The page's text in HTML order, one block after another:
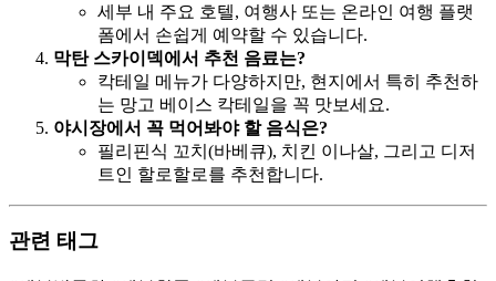
세부 내 주요 호텔, 여행사 또는 온라인 여행 플랫
폼에서 손쉽게 예약할 수 있습니다.
막탄 스카이덱에서 추천 음료는?
칵테일 메뉴가 다양하지만, 현지에서 특히 추천하
는 망고 베이스 칵테일을 꼭 맛보세요.
야시장에서 꼭 먹어봐야 할 음식은?
필리핀식 꼬치(바베큐), 치킨 이나살, 그리고 디저
트인 할로할로를 추천합니다.
관련 태그